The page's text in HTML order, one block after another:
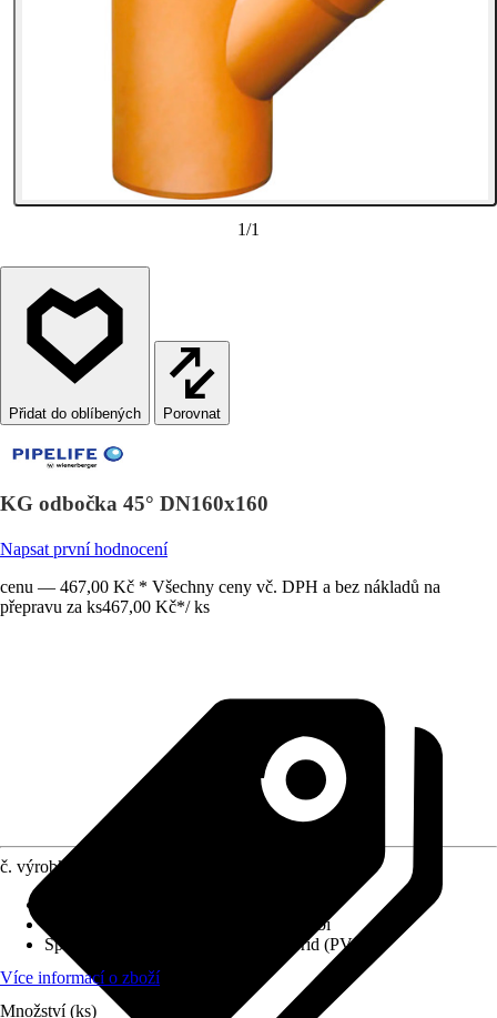
1/1
Porovnat
KG odbočka 45° DN160x160
Napsat první hodnocení
cenu — 467,00 Kč * Všechny ceny vč. DPH a bez nákladů na
přepravu za ks467,00 Kč*/ ks
č. výrobku
Systém kanalizačního potrubí
Specifikace materiálu
Polyvinylchlorid (PVC)
Více informací o zboží
Množství (ks)